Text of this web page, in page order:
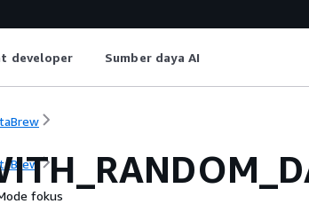
developer Sumber daya AI
fokus